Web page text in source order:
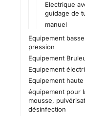
Electrique
guidage de
manuel
Equipement basse
pression
Equipement
Equipement
Equipement
équipement pour
mousse,
désinfection